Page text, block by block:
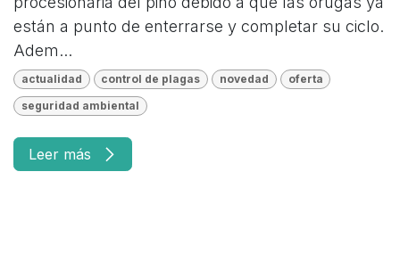
están a punto de enterrarse y completar su ciclo.
Adem...
actualidad control de plagas novedad oferta
seguridad ambiental
Leer más